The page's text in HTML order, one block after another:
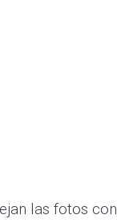
las fotos con